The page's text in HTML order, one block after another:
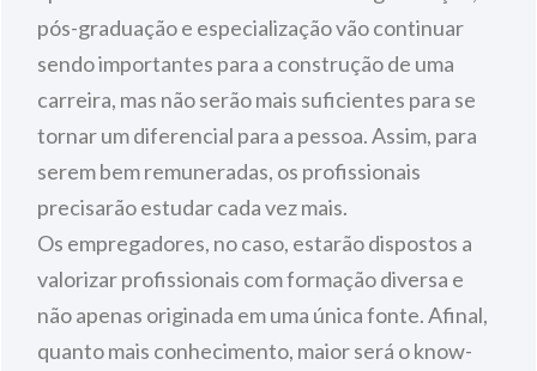
pós-graduação e especialização vão continuar
sendo importantes para a construção de uma
carreira, mas não serão mais suficientes para se
tornar um diferencial para a pessoa. Assim, para
serem bem remuneradas, os profissionais
precisarão estudar cada vez mais.
Os empregadores, no caso, estarão dispostos a
valorizar profissionais com formação diversa e
não apenas originada em uma única fonte. Afinal,
quanto mais conhecimento, maior será o know-